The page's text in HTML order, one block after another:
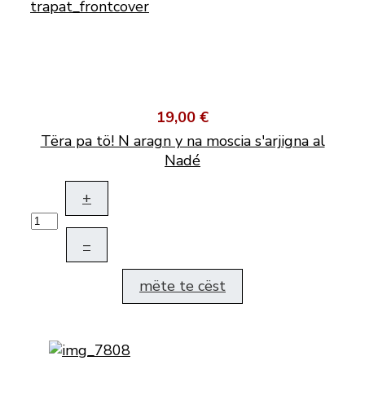
19,00 €
Tëra pa tö! N aragn y na moscia s'arjigna al
Nadé
+
–
mëte te cëst